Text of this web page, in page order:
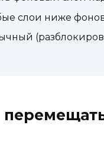
слои ниже